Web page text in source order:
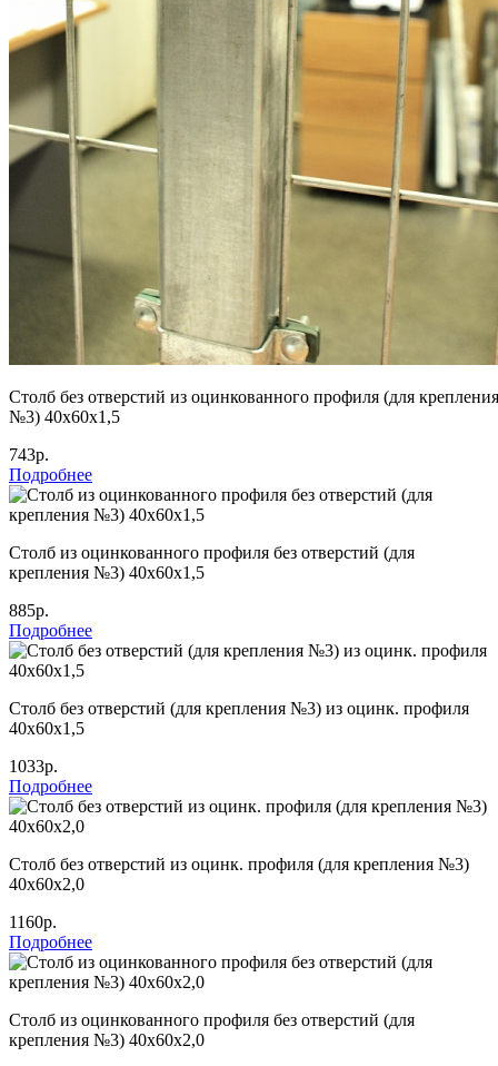
Столб без отверстий из оцинкованного профиля (для крепления
№3) 40х60х1,5
743р.
Подробнее
Столб из оцинкованного профиля без отверстий (для
крепления №3) 40х60х1,5
885р.
Подробнее
Столб без отверстий (для крепления №3) из оцинк. профиля
40х60х1,5
1033р.
Подробнее
Столб без отверстий из оцинк. профиля (для крепления №3)
40х60х2,0
1160р.
Подробнее
Столб из оцинкованного профиля без отверстий (для
крепления №3) 40х60х2,0